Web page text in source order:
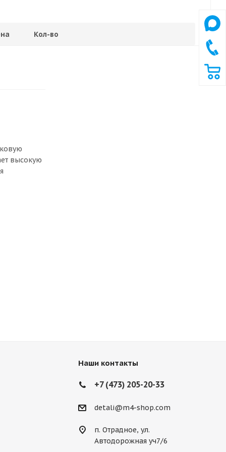
Кол-во
высокую
Наши контакты
+7 (473) 205-20-33
detali@m4-shop.com
п. Отрадное, ул.
Автодорожная уч7/6